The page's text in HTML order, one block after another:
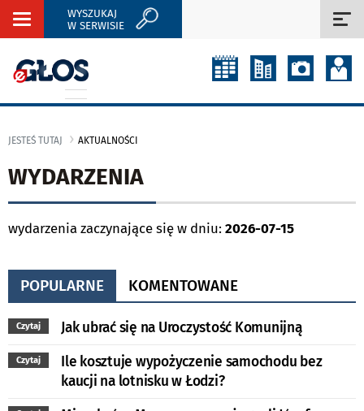
Rozwiń
WYSZUKAJ
W SERWISIE
JESTEŚ TUTAJ AKTUALNOŚCI
WYDARZENIA
wydarzenia zaczynające się w dniu: 2026-07-15
POPULARNE KOMENTOWANE
Czytaj Jak ubrać się na Uroczystość Komunijną
Czytaj
Ile kosztuje wypożyczenie samochodu bez
kaucji na lotnisku w Łodzi?